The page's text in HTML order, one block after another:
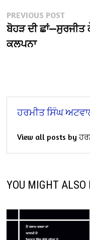
Post
navigation
PREVIOUS POSTPrevious
post:
ਬੋਹੜ ਦੀ ਛਾਂ—ਸੁਰਜੀਤ
ਕਲਪਨਾ
ਹਰਮੀਤ ਸਿੰਘ
View all posts by
YOU MIGHT ALSO